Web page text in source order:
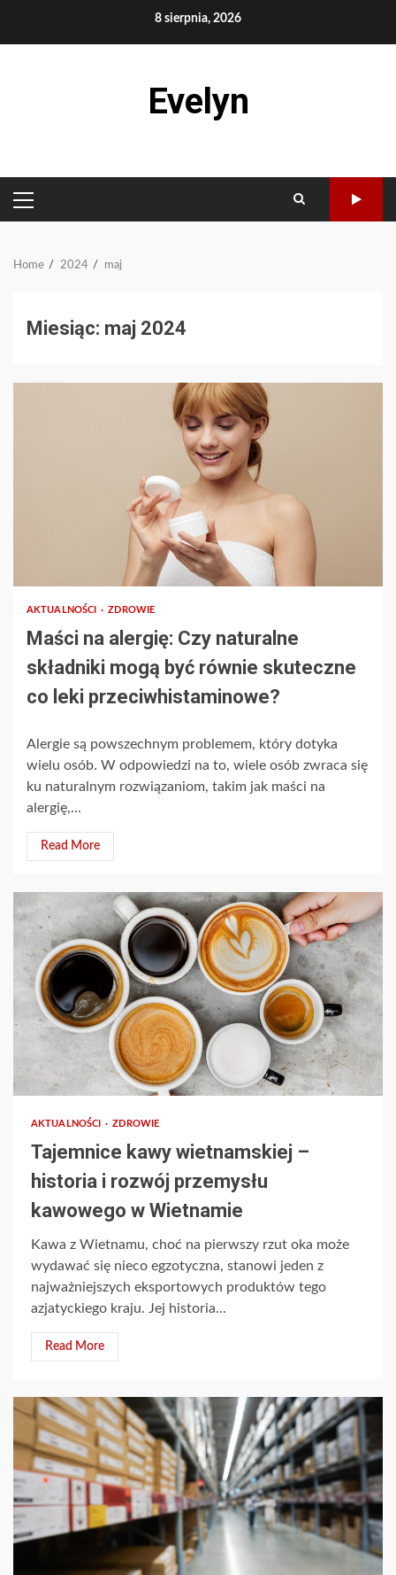
8 sierpnia, 2026
Evelyn
PRIMARY
MENU
Home 2024 maj
Miesiąc: maj 2024
AKTUALNOŚCI ZDROWIE
Maści na alergię: Czy naturalne
składniki mogą być równie skuteczne
co leki przeciwhistaminowe?
Alergie są powszechnym problemem, który dotyka
wielu osób. W odpowiedzi na to, wiele osób zwraca się
ku naturalnym rozwiązaniom, takim jak maści na
alergię,...
Read More
AKTUALNOŚCI ZDROWIE
Tajemnice kawy wietnamskiej –
historia i rozwój przemysłu
kawowego w Wietnamie
Kawa z Wietnamu, choć na pierwszy rzut oka może
wydawać się nieco egzotyczna, stanowi jeden z
najważniejszych eksportowych produktów tego
azjatyckiego kraju. Jej historia...
Read More